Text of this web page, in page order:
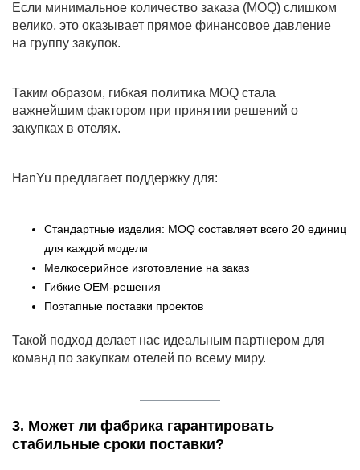
Если минимальное количество заказа (MOQ) слишком
велико, это оказывает прямое финансовое давление
на группу закупок.
Таким образом, гибкая политика MOQ стала
важнейшим фактором при принятии решений о
закупках в отелях.
HanYu предлагает поддержку для:
Стандартные изделия: MOQ составляет всего 20 единиц
для каждой модели
Мелкосерийное изготовление на заказ
Гибкие OEM-решения
Поэтапные поставки проектов
Такой подход делает нас идеальным партнером для
команд по закупкам отелей по всему миру.
3. Может ли фабрика гарантировать
стабильные сроки поставки?